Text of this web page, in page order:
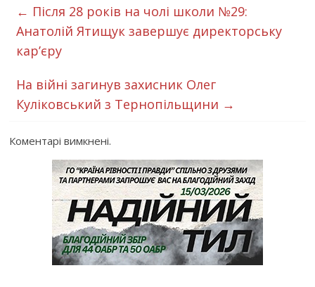
← Після 28 років на чолі школи №29:
Анатолій Ятищук завершує директорську
кар’єру
На війні загинув захисник Олег
Куліковський з Тернопільщини →
Коментарі вимкнені.